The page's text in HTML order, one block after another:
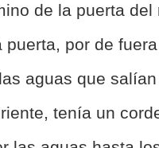
de la puerta
puerta, por de
aguas que
tenía un